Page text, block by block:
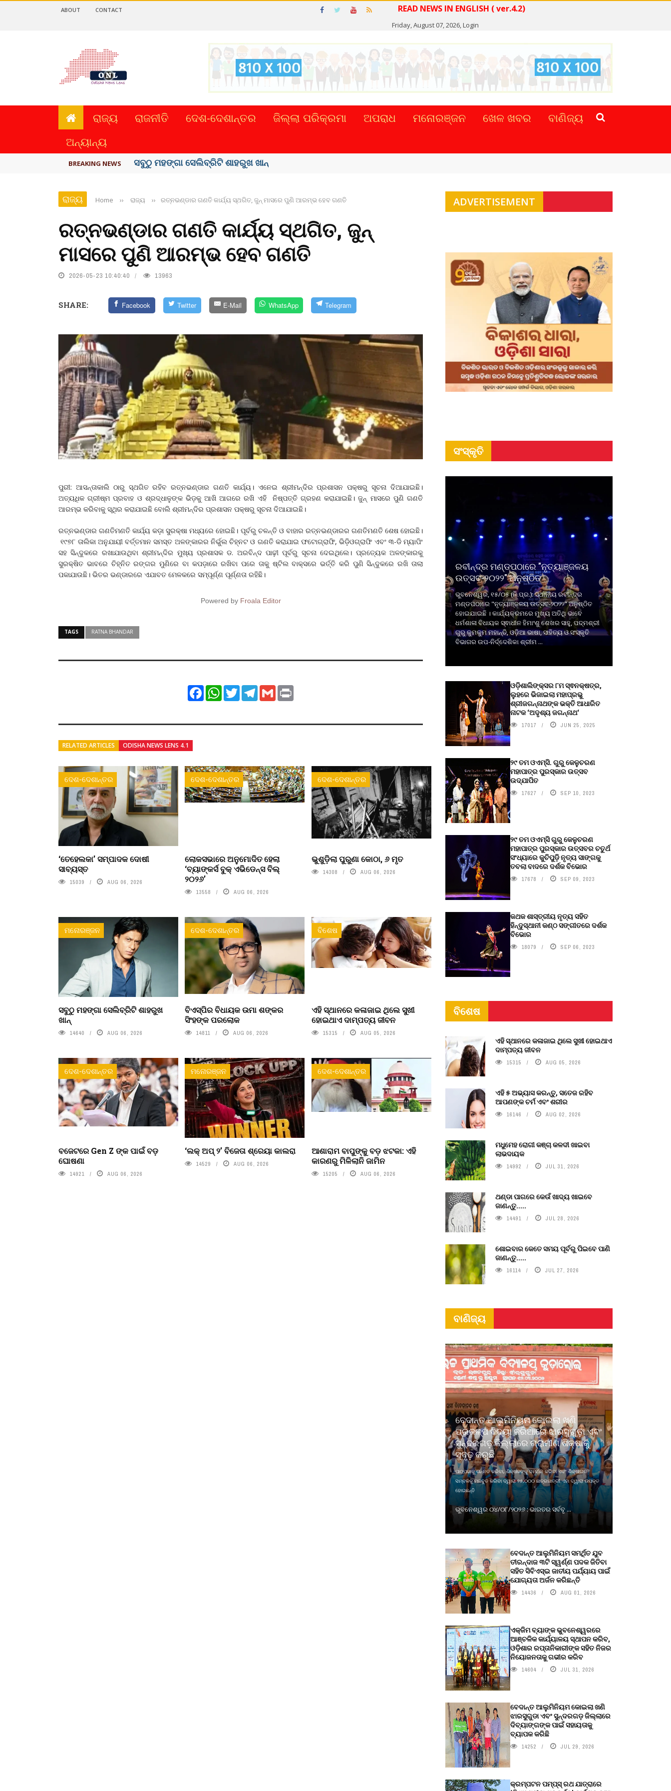
READ NEWS IN ENGLISH ( ver.4.2)
Friday, August 07, 2026,Login
ABOUT CONTACT
ରାଜ୍ୟ ରାଜନୀତି ଦେଶ-ଦେଶାନ୍ତର ଜିଲ୍ଲା ପରିକ୍ରମା ଅପରାଧ ମନୋରଞ୍ଜନ ଖେଳ ଖବର
ବାଣିଜ୍ୟ
ଅନ୍ୟାନ୍ୟ
BREAKING NEWS ବିଏସ୍‌ପିର ବିଧାୟକ ଉମା ଶଙ୍କର ସିଂହଙ୍କ ...
ରାଜ୍ୟ Home ›› ରାଜ୍ୟ ›› ରତ୍ନଭଣ୍ଡାର ଗଣତି କାର୍ଯ୍ୟ ସ୍ଥଗିତ, ଜୁନ୍‌ ମାସରେ ପୁଣି ଆରମ୍ଭ ହେବ ଗଣତି
ରତ୍ନଭଣ୍ଡାର ଗଣତି କାର୍ଯ୍ୟ ସ୍ଥଗିତ, ଜୁନ୍‌
ମାସରେ ପୁଣି ଆରମ୍ଭ ହେବ ଗଣତି
2026-05-23 10:40:40 13963
SHARE: Facebook Twitter E-Mail WhatsApp Telegram
ପୁରୀ: ଆସନ୍ତାକାଲି ଠାରୁ ସ୍ଥଗିତ ରହିବ ରତ୍ନଭଣ୍ଡାର ଗଣତି କାର୍ଯ୍ୟ। ଏନେଇ ଶ୍ରୀମନ୍ଦିର ପ୍ରଶାସନ ପକ୍ଷରୁ ସୂଚନା ଦିଆଯାଇଛି।
ଅତ୍ୟଧିକ ଗ୍ରୀଷ୍ମ ପ୍ରବାହ ଓ ଶ୍ରଦ୍ଧାଳୁଙ୍କ ଭିଡ଼କୁ ଆଖି ଆଗରେ ରଖି ଏହି ନିଷ୍ପତ୍ତି ଗ୍ରହଣ କରାଯାଇଛି। ଜୁନ୍‌ ମାସରେ ପୁଣି ଗଣତି
ଆରମ୍ଭ କରିବାକୁ ସ୍ଥିର କରାଯାଇଛି ବୋଲି ଶ୍ରୀମନ୍ଦିର ପ୍ରଶାସନ ପକ୍ଷରୁ ସୂଚନା ଦିଆଯାଇଛି।
ରତ୍ନଭଣ୍ଡାର ଗଣତିମଣତି କାର୍ଯ୍ୟ କଡ଼ା ସୁରକ୍ଷା ମଧ୍ୟରେ ହୋଇଛି। ପୂର୍ବରୁ ଚଳନ୍ତି ଓ ବାହାର ରତ୍ନଭଣ୍ଡାରର ଗଣତିମଣତି ଶେଷ ହୋଇଛି।
୧୯୭୮ ତାଲିକା ଅନୁଯାୟୀ ବର୍ତ୍ତମାନ ସମସ୍ତ ଅଳଙ୍କାରର ନିର୍ଭୁଲ ଚିହ୍ନଟ ଓ ଗଣତି କରାଯାଇ ଫଟୋଗ୍ରାଫି, ଭିଡ଼ିଓଗ୍ରାଫି ଏବଂ ୩-ଡି ମ୍ୟାପିଂ
ସହ ସିନ୍ଦୁକରେ ରଖାଯାଉଥିବା ଶ୍ରୀମନ୍ଦିର ମୁଖ୍ୟ ପ୍ରଶାସକ ଡ. ଅରବିନ୍ଦ ପାଢ଼ୀ ପୂର୍ବରୁ ସୂଚନା ଦେଇଥି‌ଲେ। ପ୍ରତ୍ୟେକ ଅଳଙ୍କାରକୁ
ସୁରକ୍ଷିତ ଭାବରେ ଚିହ୍ନିତ ରଙ୍ଗର ମୁଣିରେ ବା କପଡ଼ାରେ ରଖିବା ପରେ ତାକୁ ଷ୍ଟିଲ ବାକ୍ସରେ ଭର୍ତ୍ତି କରି ପୁଣି ସିନ୍ଦୁକରେ ରଖି ତାଲା
ପକାଯାଉଛି। ଭିତର ଭଣ୍ଡାରରେ ଏଯାବତ ମେଳକରେ ସମ୍ପୂର୍ଣ୍ଣ ପୂର୍ଣ୍ଣତା ରହିଛି।
Powered by Froala Editor
TAGS RATNA BHANDAR
FacebookWhatsApp
TwitterTelegram
Gmail
RELATED ARTICLES ODISHA NEWS LENS 4.1
ଦେଶ-ଦେଶାନ୍ତର
‘ତେହେଲକା’ ସମ୍ପାଦକ ଦୋଷୀ
ସାବ୍ୟସ୍ତ
15039 AUG 06, 2026
ଦେଶ-ଦେଶାନ୍ତର
ଲୋକସଭାରେ ଅନୁମୋଦିତ ହେଲା
‘ବ୍ୟାଙ୍କର୍ସ ବୁକ୍ ଏଭିଡେନ୍ସ ବିଲ୍
୨୦୨୬’
13558 AUG 06, 2026
ଦେଶ-ଦେଶାନ୍ତର
ଭୁଶୁଡ଼ିଲା ପୁରୁଣା କୋଠା, ୬ ମୃତ
14308 AUG 06, 2026
ମନୋରଞ୍ଜନ
ସବୁଠୁ ମହଙ୍ଗା ସେଲିବ୍ରିଟି ଶାହରୁଖ
ଖାନ୍
14640 AUG 06, 2026
ଦେଶ-ଦେଶାନ୍ତର
ବିଏସ୍‌ପିର ବିଧାୟକ ଉମା ଶଙ୍କର
ସିଂହଙ୍କ ପରଲୋକ
14811 AUG 06, 2026
ବିଶେଷ
ଏହି ସ୍ଥାନରେ କଳାଜାଇ ଥିଲେ ସୁଖୀ
ହୋଇଥାଏ ଦାମ୍ପତ୍ୟ ଜୀବନ
15315 AUG 05, 2026
ଦେଶ-ଦେଶାନ୍ତର
ବଜେଟରେ Gen Z ଙ୍କ ପାଇଁ ବଡ଼
ଘୋଷଣା
14921 AUG 06, 2026
ମନୋରଞ୍ଜନ
‘ଲକ୍ ଅପ୍ ୨’ ବିଜେତା ଶ୍ରେୟା କାଲରା
14529 AUG 06, 2026
ଦେଶ-ଦେଶାନ୍ତର
ଆଶାରାମ ବାପୁଙ୍କୁ ବଡ଼ ଝଟକା: ଏହି
କାରଣରୁ ମିଳିଲାନି ଜାମିନ
15205 AUG 06, 2026
ADVERTISEMENT
ସଂସ୍କୃତି
ରବୀନ୍ଦ୍ର ମଣ୍ଡପଠାରେ "ନୃତ୍ୟାଞ୍ଜଳୟ
ଉତ୍ସବ-୨୦୨୨" ଅନୁଷ୍ଠିତ
ଭୁବନେଶ୍ୱର, ୧୫/୦୫ (ନି.ପ୍ର.): ସ୍ଥାନୀୟ ରବୀନ୍ଦ୍ର
ମଣ୍ଡପଠାରେ "ନୃତ୍ୟାଞ୍ଜଳୟ ଉତ୍ସବ-୨୦୨୨" ଅନୁଷ୍ଠିତ
ହୋଇଯାଇଛି । କାର୍ଯ୍ୟକ୍ରମରେ ମୁଖ୍ୟ ଅତିଥି ଭାବେ
ଧର୍ମଶାଳା ବିଧାୟକ ସ୍ଵାଧୀନ ହିମାଂଶୁ ଶେଖର ସାହୁ, ପଦ୍ମଶ୍ରୀ
ଗୁରୁ କୁମକୁମ ମହାନ୍ତି, ଓଡ଼ିଆ ଭାଷା, ସାହିତ୍ୟ ଓ ସଂସ୍କୃତି
ବିଭାଗର ଉପ-ନିର୍ଦ୍ଦେଶିକା ଶ୍ରୀମ ...
ଓଡ଼ିଶାଲିଙ୍କ୍ସର ୮ମ ସ୍ଵନକ୍ଷତ୍ର,
ଲୁହରେ ଭିଜାଇଲା ମହାପ୍ରଭୁ
ଶ୍ରୀଜଗନ୍ନାଥଙ୍କ ଭକ୍ତି ଆଧାରିତ
ନାଟକ ‘ଅଦୃଶ୍ୟ ଜଗନ୍ନାଥ‘
17017 JUN 25, 2025
୨୯ ତମ ଓଏମ୍‌ସି. ଗୁରୁ କେଳୁଚରଣ
ମହାପାତ୍ର ପୁରସ୍କାର ଉତ୍ସବ
ଉଦ୍‍ଯାପିତ
17627 SEP 10, 2023
୨୯ ତମ ଓଏମ୍‌ସି ଗୁରୁ କେଳୁଚରଣ
ମହାପାତ୍ର ପୁରସ୍କାର ଉତ୍ସବର ଚତୁର୍ଥ
ସଂଧ୍ୟାରେ କୁଚିପୁଡ଼ି ନୃତ୍ୟ ସାଙ୍ଗକୁ
ତବଲା ବାଦରେ ଦର୍ଶକ ବିଭୋର
17678 SEP 09, 2023
କଥକ ଶାସ୍ତ୍ରୀୟ ନୃତ୍ୟ ସହିତ
ହିନ୍ଦୁସ୍ଥାନୀ କଣ୍ଠ ସଙ୍ଗୀତରେ ଦର୍ଶକ
ବିଭୋର
18079 SEP 06, 2023
ବିଶେଷ
ଏହି ସ୍ଥାନରେ କଳାଜାଇ ଥିଲେ ସୁଖୀ ହୋଇଥାଏ
ଦାମ୍ପତ୍ୟ ଜୀବନ
15315 AUG 05, 2026
ଏହି ୫ ଅଭ୍ୟାସ କରନ୍ତୁ, ସତେଜ ରହିବ
ଆପଣଙ୍କ ଚର୍ମ ଏବଂ ଶରୀର
16146 AUG 02, 2026
ମଧୁମେହ ରୋଗୀ କଞ୍ଚା କଳଦୀ ଖାଇବା
ଲାଭଦାୟକ
14992 JUL 31, 2026
ଥଣ୍ଡା ପାଗରେ କେଉଁ ଖାଦ୍ୟ ଖାଇବେ
ଜାଣନ୍ତୁ.....
14491 JUL 28, 2026
ଶୋଇବାର କେତେ ସମୟ ପୂର୍ବରୁ ପିଇବେ ପାଣି
ଜାଣନ୍ତୁ.....
16114 JUL 27, 2026
ବାଣିଜ୍ୟ
ବେଦାନ୍ତ ଆଲୁମିନିୟମ କୋଇଲା ଖଣି
ପ୍ରକଳ୍ପ ବିଦ୍ୟା ଜରିଆରେ ଝାରସୁଗୁଡ଼ା ଏବଂ
ସୁନ୍ଦରଗଡ଼ ଜିଲ୍ଲାରେ ଗ୍ରାମୀଣ ଶିକ୍ଷାକୁ
ସୁଦୃଢ଼ କରୁଛି
ପାଠପଢାକୁ ଉନ୍ନତ କରିବା, ଶିକ୍ଷକଙ୍କୁ ସମର୍ଥନ କରିବା ଏବଂ ଶିକ୍ଷାଗତ
ସମ୍ବଳକୁ ମଜବୁତ କରିବା ଦ୍ୱାରା ୨୫,୦୦୦ ଛାତ୍ରଛାତ୍ରୀ ଏହା ଦ୍ୱାରା ଉପକୃତ
ହୋଇଛନ୍ତି
ଭୁବନେଶ୍ୱର ୦୪/୦୮/୨୦୨୬ : ଭାରତର ସର୍ବବୃ ...
ବେଦାନ୍ତ ଆଲୁମିନିୟମ ସମର୍ଥିତ ଯୁବ
ତୀରନ୍ଦାଜ ୩ଟି ସ୍ୱର୍ଣ୍ଣ ପଦକ ଜିତିବା
ସହିତ ସିବିଏସ୍ଇ ଜାତୀୟ ପର୍ଯ୍ୟାୟ ପାଇଁ
ଯୋଗ୍ୟତା ଅର୍ଜନ କରିଛନ୍ତି
14436 AUG 01, 2026
ଏକ୍ଜିମ ବ୍ୟାଙ୍କ ଭୁବନେଶ୍ୱରରେ
ଆଞ୍ଚଳିକ କାର୍ଯ୍ୟାଳୟ ସ୍ଥାପନ କରିବ,
ଓଡ଼ିଶାର ରପ୍ତାନିକାରୀଙ୍କ ସହିତ ନିଜର
ନିୟୋଜନତାକୁ ଗଭୀର କରିବ
14604 JUL 31, 2026
ବେଦାନ୍ତ ଆଲୁମିନିୟମ କୋଇଲା ଖଣି
ଝାରସୁଗୁଡା ଏବଂ ସୁନ୍ଦରଗଡ଼ ଜିଲ୍ଲାରେ
ଦିବ୍ୟାଙ୍ଗଙ୍କ ପାଇଁ ସହାୟତାକୁ
ବ୍ୟାପକ କରିଛି
14252 JUL 29, 2026
କ୍ରମ୍ପଟନ ପମ୍ପ୍‌ସ୍‌ ରଥ ଯାତ୍ରାରେ